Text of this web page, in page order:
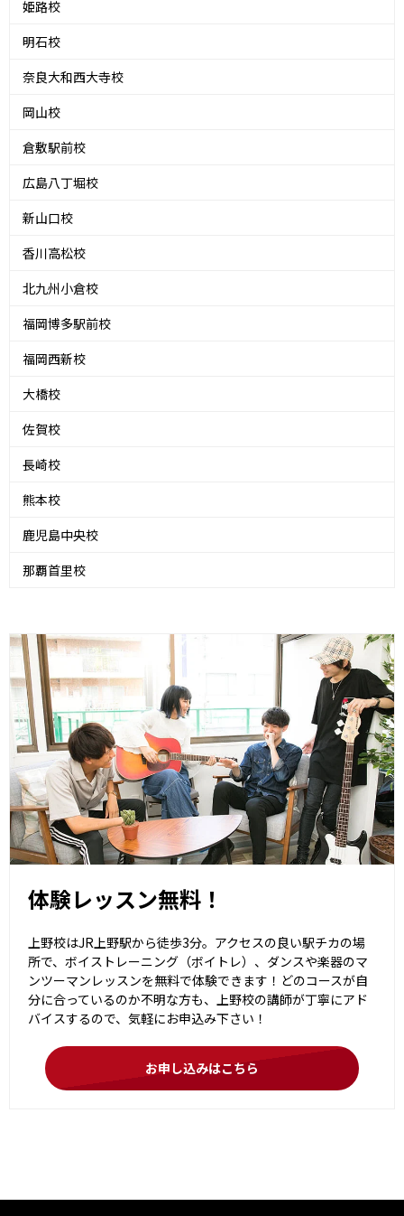
姫路校
明石校
奈良大和西大寺校
岡山校
倉敷駅前校
広島八丁堀校
新山口校
香川高松校
北九州小倉校
福岡博多駅前校
福岡西新校
大橋校
佐賀校
長崎校
熊本校
鹿児島中央校
那覇首里校
体験レッスン無料！
上野校はJR上野駅から徒歩3分。アクセスの良い駅チカの場
所で、ボイストレーニング（ボイトレ）、ダンスや楽器のマ
ンツーマンレッスンを無料で体験できます！どのコースが自
分に合っているのか不明な方も、上野校の講師が丁寧にアド
バイスするので、気軽にお申込み下さい！
お申し込みはこちら